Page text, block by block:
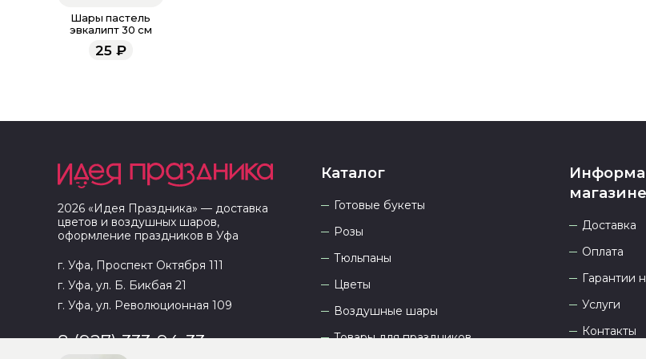
Шары пастель
эвкалипт 30 см
25₽
2026 «Идея Праздника» — доставка
цветов и воздушных шаров,
оформление праздников в Уфа
г. Уфа, Проспект Октября 111
г. Уфа, ул. Б. Бикбая 21
г. Уфа, ул. Революционная 109
8 (927) 333-94-33
Каталог
Готовые букеты
Розы
Тюльпаны
Цветы
Воздушные шары
Товары для праздников
магазине
Доставка
Оплата
Гарантии
Услуги
Контакты